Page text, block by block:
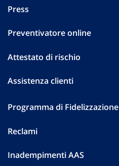
Press
Preventivatore online
Attestato di rischio
Assistenza clienti
Programma di Fidelizzazione
Reclami
Inadempimenti AAS